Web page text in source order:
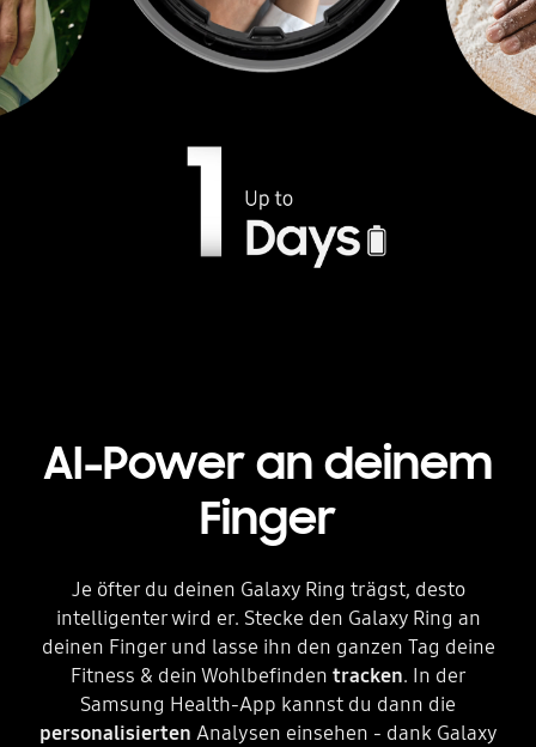
AI-Power an deinem
Finger
Je öfter du deinen Galaxy Ring trägst, desto
intelligenter wird er. Stecke den Galaxy Ring an
deinen Finger und lasse ihn den ganzen Tag deine
Fitness & dein Wohlbefinden tracken. In der
Samsung Health-App kannst du dann die
personalisierten Analysen einsehen - dank Galaxy